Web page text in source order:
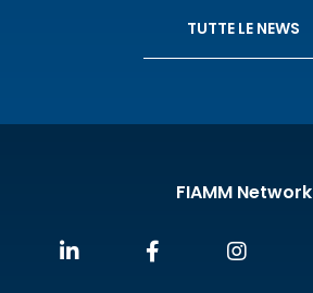
TUTTE LE NEWS
FIAMM Network